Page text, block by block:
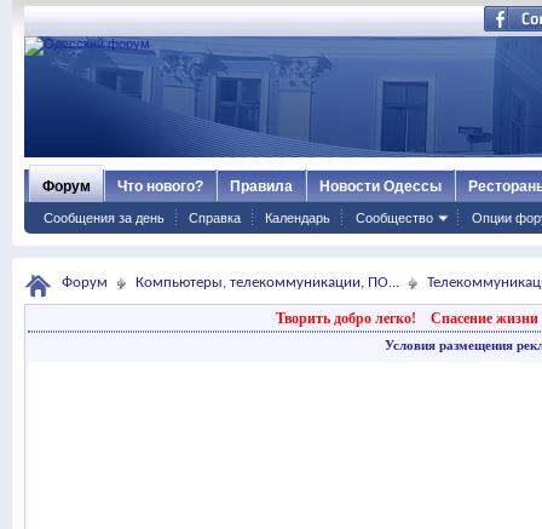
Форум
Сообщения за день Справка Календарь Сообщество Опции
Что нового? Правила Новости Одессы
Форум Компьютеры, телекоммуникации, ПО...
Творить добро легко! Спасение жизни
Условия размещения